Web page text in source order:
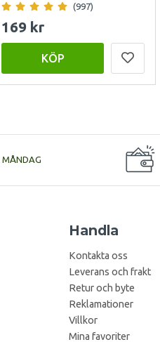
(997)
169 kr
KÖP
MÅNDAG
Handla
Kontakta oss
Leverans och frakt
Retur och byte
Reklamationer
Villkor
Mina favoriter